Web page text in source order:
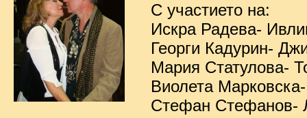
С участието на:
Искра Радева-
Георги Кадурин-
Мария Статулова-
Виолета
Стефан Стефанов-